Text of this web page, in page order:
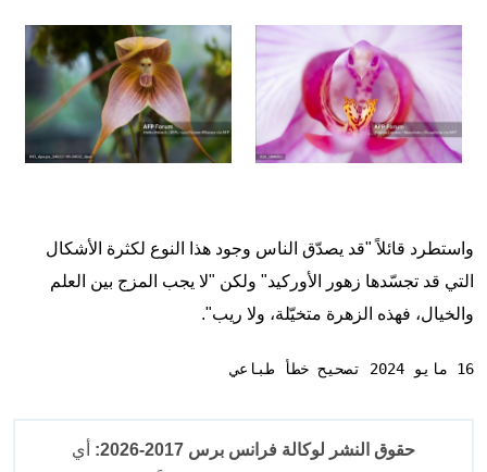
Image
Image
واستطرد قائلاً "قد يصدّق الناس وجود هذا النوع لكثرة الأشكال
التي قد تجسّدها زهور الأوركيد" ولكن "لا يجب المزج بين العلم
والخيال، فهذه الزهرة متخيّلة، ولا ريب".
16 مايو 2024 تصحيح خطأ طباعي
حقوق النشر لوكالة فرانس برس 2017-2026:
أي